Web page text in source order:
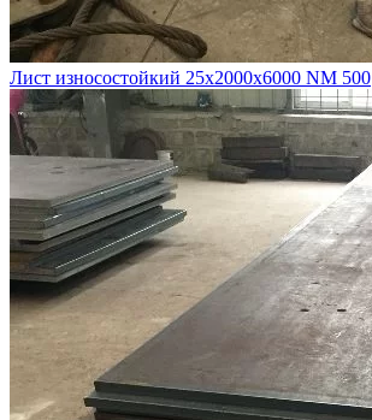
Лист износостойкий 25х2000х6000 NM 500